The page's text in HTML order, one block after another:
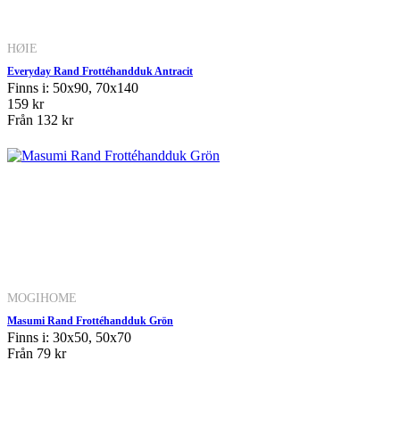
HØIE
Everyday Rand Frottéhandduk Antracit
Finns i: 50x90, 70x140
159 kr
Från 132 kr
MOGIHOME
Masumi Rand Frottéhandduk Grön
Finns i: 30x50, 50x70
Från 79 kr